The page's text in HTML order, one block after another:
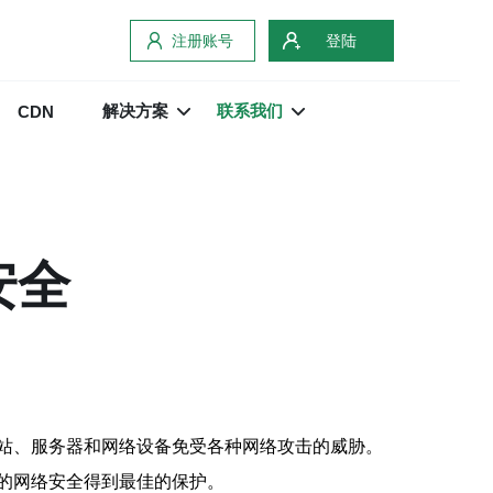
注册账号 登陆
CDN 解决方案 联系我们
全
服务器和网络设备免受各种网络攻击的威胁。
络安全得到最佳的保护。